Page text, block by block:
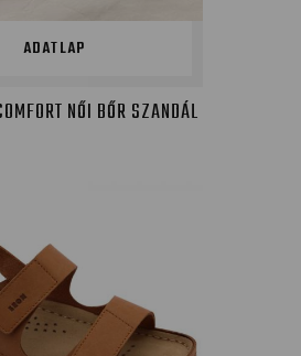
ADATLAP
NŐI BŐR SZANDÁL